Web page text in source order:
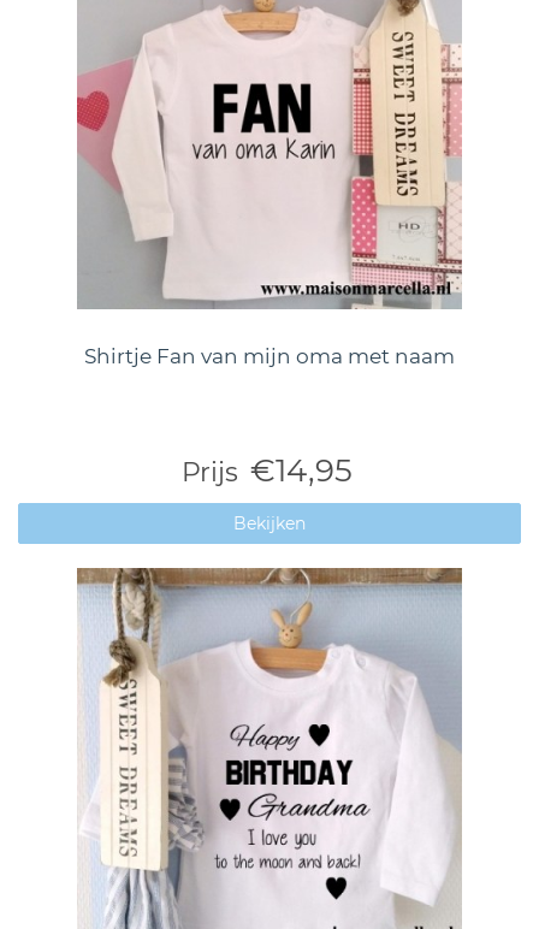
Shirtje Fan van mijn oma met naam
Prijs €14,95
Bekijken